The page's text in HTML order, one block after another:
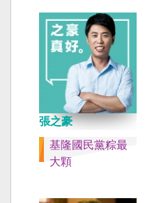
張之豪
基隆國民黨粽最
大顆